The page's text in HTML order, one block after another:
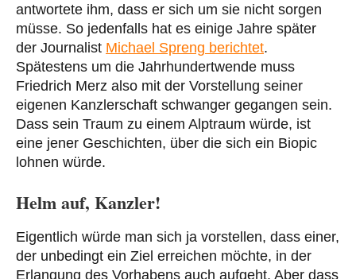
antwortete ihm, dass er sich um sie nicht sorgen
müsse. So jedenfalls hat es einige Jahre später
der Journalist Michael Spreng berichtet.
Spätestens um die Jahrhundertwende muss
Friedrich Merz also mit der Vorstellung seiner
eigenen Kanzlerschaft schwanger gegangen sein.
Dass sein Traum zu einem Alptraum würde, ist
eine jener Geschichten, über die sich ein Biopic
lohnen würde.
Helm auf, Kanzler!
Eigentlich würde man sich ja vorstellen, dass einer,
der unbedingt ein Ziel erreichen möchte, in der
Erlangung des Vorhabens auch aufgeht. Aber dass